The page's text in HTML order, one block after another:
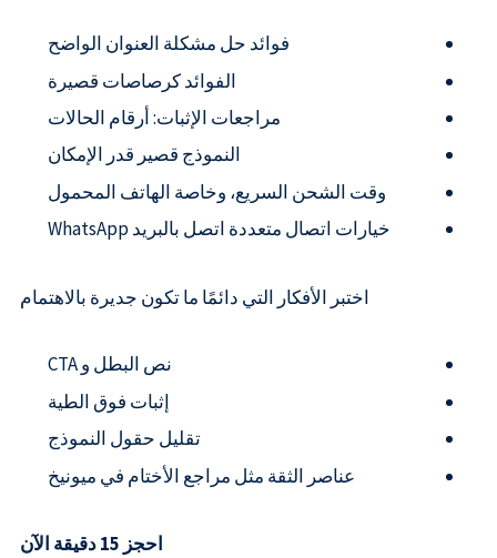
فوائد حل مشكلة العنوان الواضح
الفوائد كرصاصات قصيرة
مراجعات الإثبات: أرقام الحالات
النموذج قصير قدر الإمكان
وقت الشحن السريع، وخاصة الهاتف المحمول
خيارات اتصال متعددة اتصل بالبريد WhatsApp
اختبر الأفكار التي دائمًا ما تكون جديرة بالاهتمام
نص البطل و CTA
إثبات فوق الطية
تقليل حقول النموذج
عناصر الثقة مثل مراجع الأختام في ميونيخ
احجز 15 دقيقة الآن